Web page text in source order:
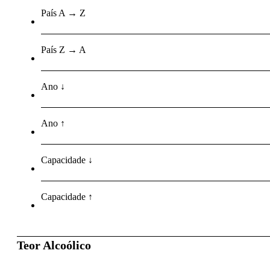
País A → Z
País Z → A
Ano ↓
Ano ↑
Capacidade ↓
Capacidade ↑
Teor Alcoólico